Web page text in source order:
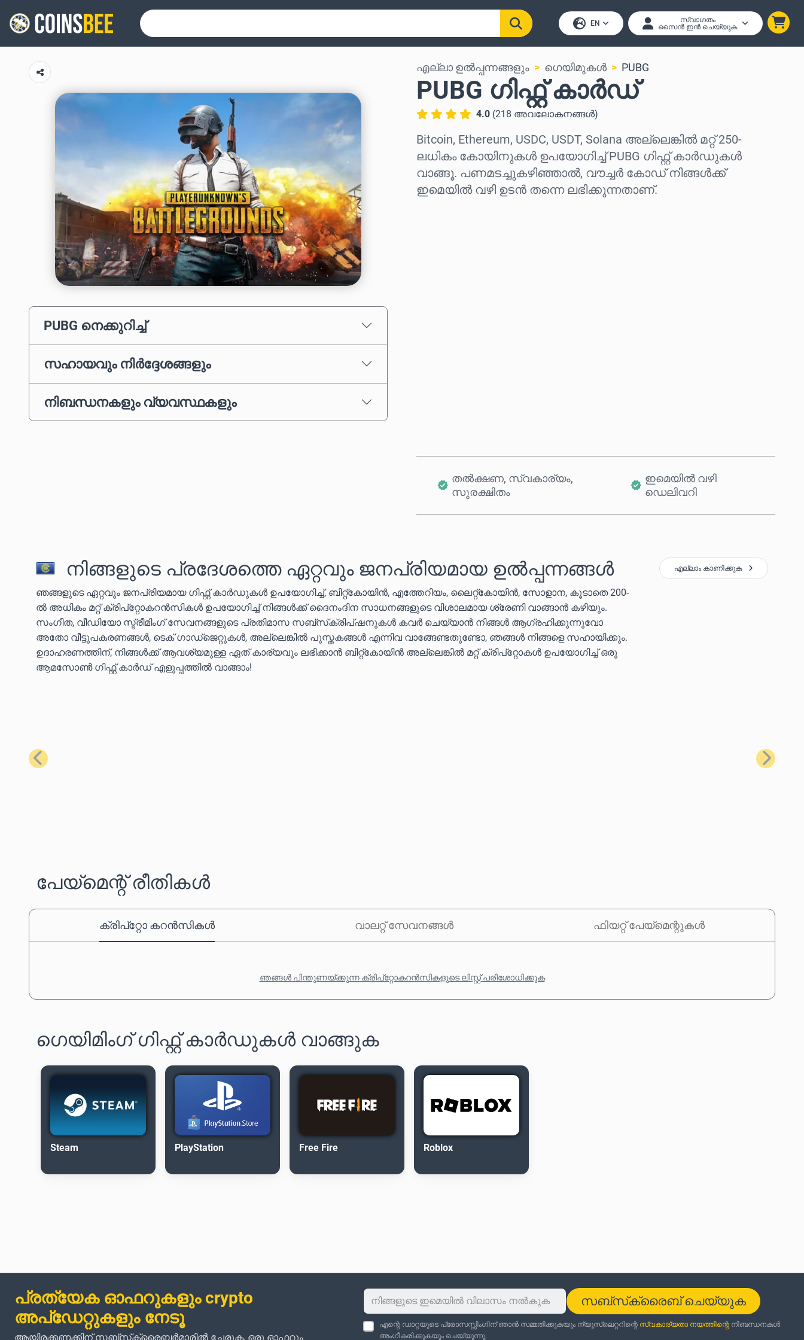
EN
സ്വാഗതം
സൈൻ ഇൻ ചെയ്യുക
PUBG നെക്കുറിച്ച്
സഹായവും നിർദ്ദേശങ്ങളും
നിബന്ധനകളും വ്യവസ്ഥകളും
എല്ലാ ഉൽപ്പന്നങ്ങളും ഗെയിമുകൾ PUBG
PUBG ഗിഫ്റ്റ് കാർഡ്
4.0 (218 അവലോകനങ്ങൾ)
Bitcoin, Ethereum, USDC, USDT, Solana അല്ലെങ്കിൽ മറ്റ് 250-
ലധികം കോയിനുകൾ ഉപയോഗിച്ച് PUBG ഗിഫ്റ്റ് കാർഡുകൾ
വാങ്ങൂ. പണമടച്ചുകഴിഞ്ഞാൽ, വൗച്ചർ കോഡ് നിങ്ങൾക്ക്
ഇമെയിൽ വഴി ഉടൻ തന്നെ ലഭിക്കുന്നതാണ്.
തൽക്ഷണ, സ്വകാര്യം,
സുരക്ഷിതം
ഇമെയിൽ വഴി
ഡെലിവറി
നിങ്ങളുടെ പ്രദേശത്തെ ഏറ്റവും ജനപ്രിയമായ ഉൽപ്പന്നങ്ങൾ
ഞങ്ങളുടെ ഏറ്റവും ജനപ്രിയമായ ഗിഫ്റ്റ് കാർഡുകൾ ഉപയോഗിച്ച്, ബിറ്റ്കോയിൻ, എത്തേറിയം, ലൈറ്റ്കോയിൻ, സോളാന, കൂടാതെ 200-
ൽ അധികം മറ്റ് ക്രിപ്‌റ്റോകറൻസികൾ ഉപയോഗിച്ച് നിങ്ങൾക്ക് ദൈനംദിന സാധനങ്ങളുടെ വിശാലമായ ശ്രേണി വാങ്ങാൻ കഴിയും.
സംഗീത, വീഡിയോ സ്ട്രീമിംഗ് സേവനങ്ങളുടെ പ്രതിമാസ സബ്‌സ്‌ക്രിപ്‌ഷനുകൾ കവർ ചെയ്യാൻ നിങ്ങൾ ആഗ്രഹിക്കുന്നുവോ
അതോ വീട്ടുപകരണങ്ങൾ, ടെക് ഗാഡ്‌ജെറ്റുകൾ, അല്ലെങ്കിൽ പുസ്തകങ്ങൾ എന്നിവ വാങ്ങേണ്ടതുണ്ടോ, ഞങ്ങൾ നിങ്ങളെ സഹായിക്കും.
ഉദാഹരണത്തിന്, നിങ്ങൾക്ക് ആവശ്യമുള്ള ഏത് കാര്യവും ലഭിക്കാൻ ബിറ്റ്കോയിൻ അല്ലെങ്കിൽ മറ്റ് ക്രിപ്‌റ്റോകൾ ഉപയോഗിച്ച് ഒരു
ആമസോൺ ഗിഫ്റ്റ് കാർഡ് എളുപ്പത്തിൽ വാങ്ങാം!
എല്ലാം കാണിക്കുക
മുമ്പത്തെ അടുത്തത്
പേയ്‌മെന്റ് രീതികൾ
ക്രിപ്‌റ്റോ കറൻസികൾ വാലറ്റ് സേവനങ്ങൾ ഫിയറ്റ് പേയ്‌മെന്റുകൾ
ഞങ്ങൾ പിന്തുണയ്ക്കുന്ന ക്രിപ്‌റ്റോകറൻസികളുടെ ലിസ്റ്റ് പരിശോധിക്കുക
ഗെയിമിംഗ് ഗിഫ്റ്റ് കാർഡുകൾ വാങ്ങുക
Steam PlayStation Free Fire Roblox
പ്രത്യേക ഓഫറുകളും crypto
അപ്‌ഡേറ്റുകളും നേടൂ
ആയിരക്കണക്കിന് സബ്‌സ്‌ക്രൈബർമാരിൽ ചേരുക, ഒരു ഓഫറും
സബ്‌സ്‌ക്രൈബ് ചെയ്യുക
എന്റെ ഡാറ്റയുടെ പ്രോസസ്സിംഗിന് ഞാൻ സമ്മതിക്കുകയും ന്യൂസ്‌ലെറ്ററിന്റെ സ്വകാര്യതാ നയത്തിന്റെനിബന്ധനകൾ
അംഗീകരിക്കുകയും ചെയ്യുന്നു.